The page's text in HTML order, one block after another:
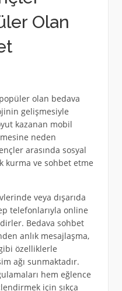
Olan
olan bedava
gelişmesiyle
kazanan mobil
neden
arasında sosyal
kurma ve sohbet etme
veya dışarıda
telefonlarıyla online
Bedava sohbet
anlık mesajlaşma,
özelliklerle
ağı sunmaktadır.
hem eğlence
için sıkça